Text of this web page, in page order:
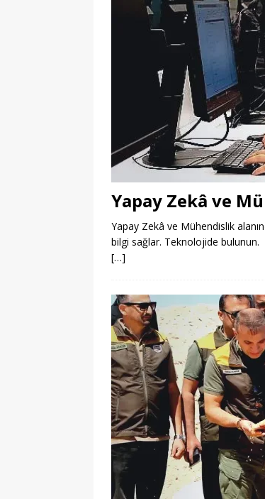
Yapay Zekâ ve
Yapay Zekâ ve Mühendislik
bilgi sağlar. Teknolojide bulunun.
[…]